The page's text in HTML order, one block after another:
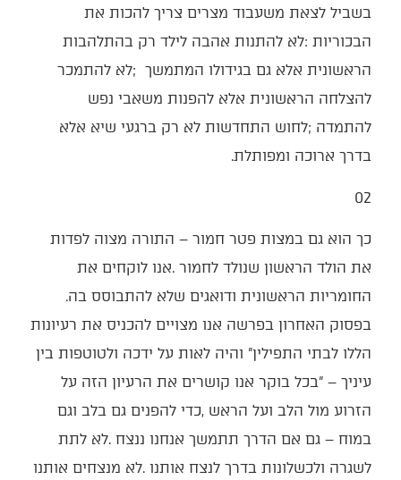
‬בשביל‭ ‬לצאת‭ ‬משעבוד‭ ‬מצרים‭ ‬צריך‭ ‬להכות‭ ‬את‭
‬הבכוריות‭: ‬לא‭ ‬להתנות‭ ‬אהבה‭ ‬לילד‭ ‬רק‭ ‬בהתלהבות‭
‬הראשונית‭ ‬אלא‭ ‬גם‭ ‬בגידולו‭ ‬המתמשך‭;
‬לא‭ ‬להתמכר‭
‬בדרך‭ ‬ארוכה‭ ‬ומפותלת‭.‬
02‭ ‬
כך‭ ‬הוא‭ ‬גם‭ ‬במצות‭ ‬פטר‭ ‬חמור‭ ‬‮–‬‭ ‬התורה‭ ‬מצוה‭ ‬לפדות‭
‬את‭ ‬הולד‭ ‬הראשון‭ ‬שנולד‭ ‬לחמור‭. ‬אנו‭ ‬לוקחים‭ ‬את‭
‬החומריות‭ ‬הראשונית‭ ‬ודואגים‭ ‬שלא‭ ‬להתבוסס‭ ‬בה‭.
‬בפסוק‭ ‬האחרון‭ ‬בפרשה‭ ‬אנו‭ ‬מצויים‭ ‬להכניס‭ ‬את‭ ‬רעיונות‭
‬הללו‭ ‬לבתי‭ ‬התפילין‭ ‬‮"‬והיה‭ ‬לאות‭ ‬על‭ ‬ידכה‭ ‬ולטוטפות‭ ‬בין‭
‬עיניך‮"‬‭ ‬‮–‬‭ ‬בכל‭ ‬בוקר‭ ‬אנו‭ ‬קושרים‭ ‬את‭ ‬הרעיון‭ ‬הזה‭ ‬על‭
‬הזרוע‭ ‬מול‭ ‬הלב‭ ‬ועל‭ ‬הראש‭, ‬כדי‭ ‬להפנים‭ ‬גם‭ ‬בלב‭ ‬וגם‭
‬במוח‭ ‬‮–‬‭ ‬גם‭ ‬אם‭ ‬הדרך‭ ‬תתמשך‭ ‬אנחנו‭ ‬ננצח‭. ‬לא‭ ‬לתת‭
‬לשגרה‭ ‬ולכשלונות‭ ‬בדרך‭ ‬לנצח‭ ‬אותנו‭. ‬לא‭ ‬מנצחים‭ ‬אותנו‭